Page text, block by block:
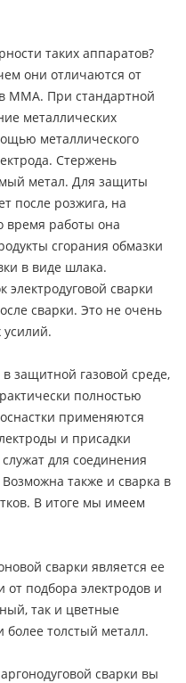
таких аппаратов?
они отличаются от
MMA. При стандартной
металлических
металлического
Стержень
метал. Для защиты
после розжига, на
время работы она
сгорания обмазки
в виде шлака.
сварки
сварки. Это не очень
защитной газовой среде,
полностью
применяются
и присадки
для соединения
также и сварка в
В итоге мы имеем
сварки является ее
от подбора электродов и
так и цветные
более толстый металл.
сварки вы